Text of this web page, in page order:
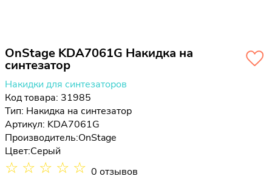
OnStage KDA7061G Накидка на
синтезатор
Накидки для синтезаторов
Код товара: 31985
Тип: Накидка на синтезатор
Артикул: KDA7061G
Производитель:OnStage
Цвет:Серый
☆ ☆ ☆ ☆ ☆ 0 отзывов